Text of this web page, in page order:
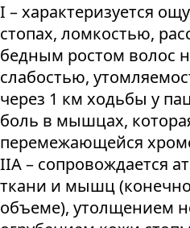
I – характеризуется
стопах, ломкостью,
бедным ростом волос
слабостью,
через 1 км ходьбы у
боль в мышцах,
перемежающейся
IIА – сопровождается
ткани и мышц
объеме), утолщением